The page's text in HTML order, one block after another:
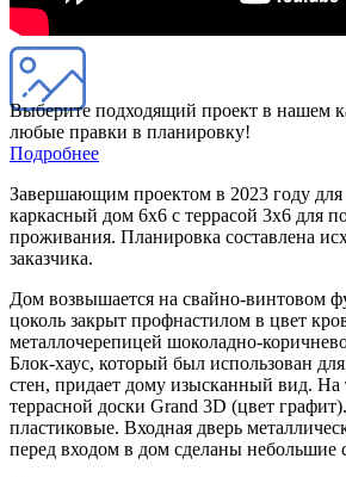
Выберите подходящий проект в нашем
любые правки в планировку!
Подробнее
Завершающим проектом в 2023 году
каркасный дом 6х6 с террасой 3х6 для
проживания. Планировка составлена
заказчика.
Дом возвышается на свайно-винтовом
цоколь закрыт профнастилом в цвет
металлочерепицей шоколадно-
Блок-хаус, который был использован
стен, придает дому изысканный вид. На
террасной доски Grand 3D (цвет
пластиковые. Входная дверь
перед входом в дом сделаны небольшие